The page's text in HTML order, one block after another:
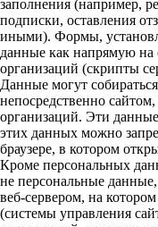
заполнения (например,
подписки, оставления
иными). Формы,
данные как напрямую на
организаций (скрипты
Данные могут
непосредственно
организаций. Эти
этих данных можно
браузере, в котором
Кроме персональных
не персональные
веб-сервером, на
(системы управления